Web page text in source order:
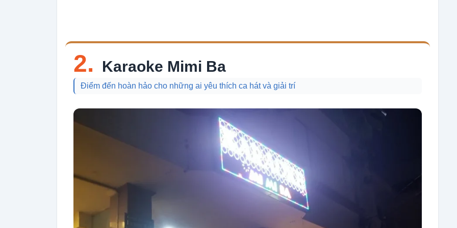
2. Karaoke Mimi Ba
Điểm đến hoàn hảo cho những ai yêu thích ca hát và giải trí